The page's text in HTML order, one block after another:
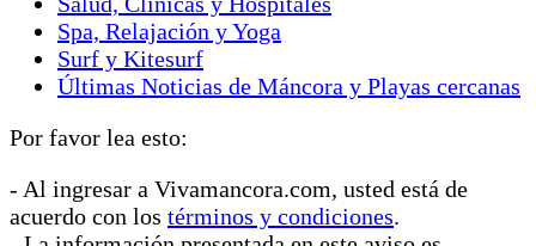
y hornos […]
Spa, Relajación y Yoga
Surf y Kitesurf
Últimas Noticias de Máncora y Playas cercanas
Por favor lea esto:
- Al ingresar a Vivamancora.com, usted está de
acuerdo con los términos y condiciones.